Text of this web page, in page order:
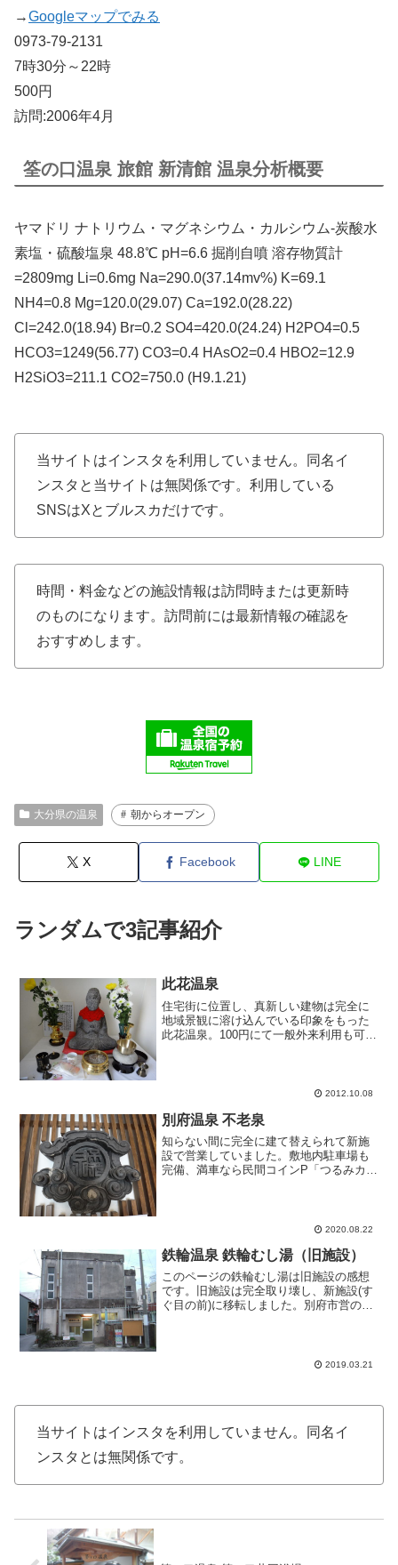
→Googleマップでみる
0973-79-2131
7時30分～22時
500円
訪問:2006年4月
筌の口温泉 旅館 新清館 温泉分析概要
ヤマドリ ナトリウム・マグネシウム・カルシウム-炭酸水
素塩・硫酸塩泉 48.8℃ pH=6.6 掘削自噴 溶存物質計
=2809mg Li=0.6mg Na=290.0(37.14mv%) K=69.1
NH4=0.8 Mg=120.0(29.07) Ca=192.0(28.22)
Cl=242.0(18.94) Br=0.2 SO4=420.0(24.24) H2PO4=0.5
HCO3=1249(56.77) CO3=0.4 HAsO2=0.4 HBO2=12.9
H2SiO3=211.1 CO2=750.0 (H9.1.21)
当サイトはインスタを利用していません。同名イ
ンスタと当サイトは無関係です。利用している
SNSはXとブルスカだけです。
時間・料金などの施設情報は訪問時または更新時
のものになります。訪問前には最新情報の確認を
おすすめします。
大分県の温泉 朝からオープン
X Facebook LINE
ランダムで3記事紹介
此花温泉
住宅街に位置し、真新しい建物は完全に
地域景観に溶け込んでいる印象をもった
此花温泉。100円にて一般外来利用も可能
2012.10.08
別府温泉 不老泉
知らない間に完全に建て替えられて新施
設で営業していました。敷地内駐車場も
完備、満車なら民間コインP「つるみカー
2020.08.22
鉄輪温泉 鉄輪むし湯（旧施設）
このページの鉄輪むし湯は旧施設の感想
です。旧施設は完全取り壊し、新施設(す
ぐ目の前)に移転しました。別府市営の温
2019.03.21
当サイトはインスタを利用していません。同名イ
ンスタとは無関係です。